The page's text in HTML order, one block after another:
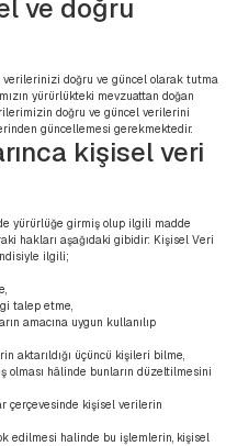
ve doğru
verilerinizi doğru ve güncel olarak tutma
yürürlükteki mevzuattan doğan
doğru ve güncel verilerini
güncellemesi gerekmektedir.
kişisel veri
yürürlüğe girmiş olup ilgili madde
hakları aşağıdaki gibidir: Kişisel Veri
ilgili;
talep etme,
amacına uygun kullanılıp
aktarıldığı üçüncü kişileri bilme,
olması hâlinde bunların düzeltilmesini
çerçevesinde kişisel verilerin
edilmesi halinde bu işlemlerin, kişisel